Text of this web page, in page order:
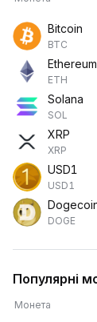
Bitcoin
BTC
Ethereum
ETH
Solana
SOL
XRP
XRP
USD1
USD1
DOGE
Популярні
Монета